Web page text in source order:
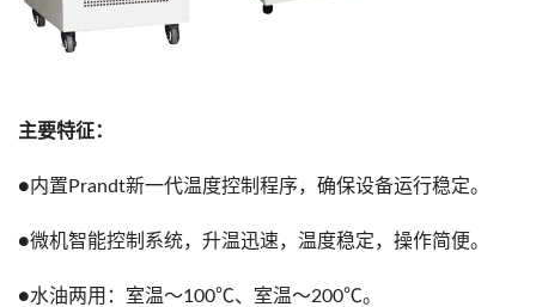
主要特征：
●内置Prandt新一代温度控制程序，确保设备运行稳定。
●微机智能控制系统，升温迅速，温度稳定，操作简便。
●水油两用：室温～100℃、室温～200℃。